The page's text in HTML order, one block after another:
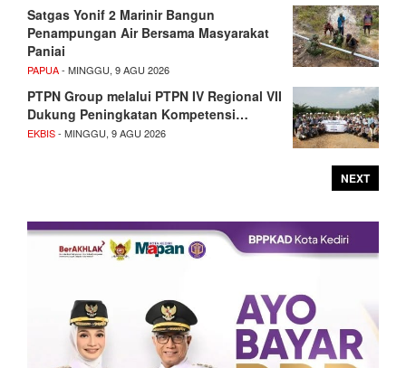
Satgas Yonif 2 Marinir Bangun
Penampungan Air Bersama Masyarakat
Paniai
PAPUA- MINGGU, 9 AGU 2026
PTPN Group melalui PTPN IV Regional VII
Dukung Peningkatan Kompetensi…
EKBIS- MINGGU, 9 AGU 2026
NEXT